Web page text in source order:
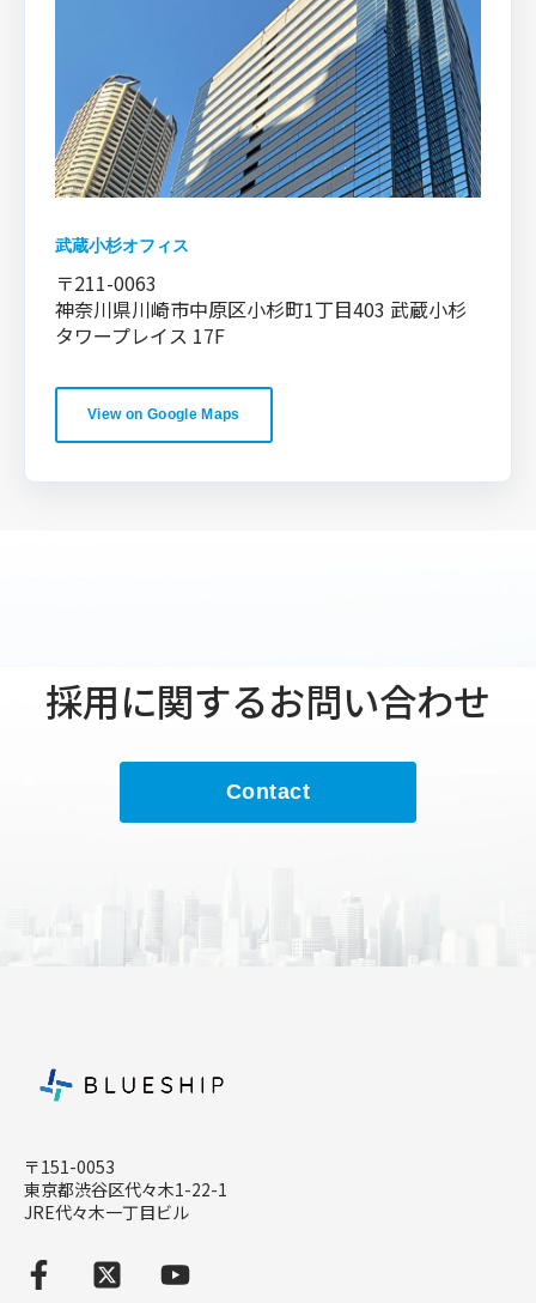
武蔵小杉オフィス
〒211-0063
神奈川県川崎市中原区小杉町1丁目403 武蔵小杉
タワープレイス 17F
View on Google Maps
採用に関するお問い合わせ
Contact
〒151-0053
東京都渋谷区代々木1-22-1
JRE代々木一丁目ビル